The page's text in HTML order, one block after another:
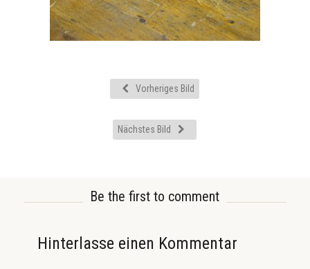
Vorheriges Bild
Nächstes Bild
Be the first to comment
Hinterlasse einen Kommentar